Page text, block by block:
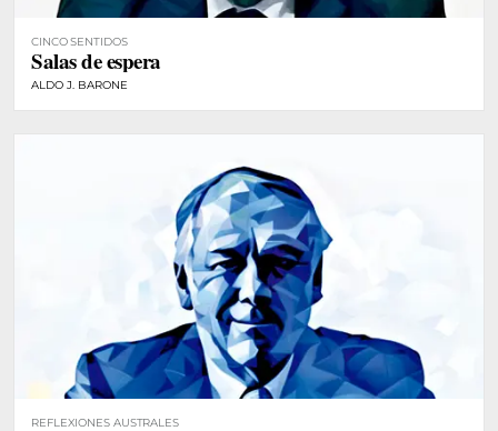
CINCO SENTIDOS
Salas de espera
ALDO J. BARONE
REFLEXIONES AUSTRALES